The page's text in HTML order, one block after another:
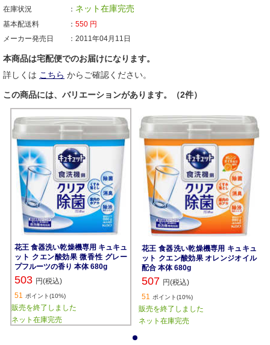
在庫状況
ネット在庫完売
基本配送料 550 円
メーカー発売日
2011年04月11日
本商品は宅配便でのお届けになります。
詳しくは こちら からご確認ください。
この商品には、バリエーションがあります。（2件）
花王 食器洗い乾燥機専用 キュキュ
ット クエン酸効果 微香性 グレー
プフルーツの香り 本体 680g
503 円(税込)
51 ポイント(10%)
販売を終了しました
ネット在庫完売
花王 食器洗い乾燥機専用 キュキュ
ット クエン酸効果 オレンジオイル
配合 本体 680g
507 円(税込)
51 ポイント(10%)
販売を終了しました
ネット在庫完売